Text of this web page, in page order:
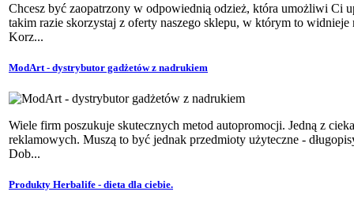
Chcesz być zaopatrzony w odpowiednią odzież, która umożliwi Ci
takim razie skorzystaj z oferty naszego sklepu, w którym to widnieje
Korz...
ModArt - dystrybutor gadżetów z nadrukiem
Wiele firm poszukuje skutecznych metod autopromocji. Jedną z
reklamowych. Muszą to być jednak przedmioty użyteczne -
Dob...
Produkty Herbalife - dieta dla ciebie.